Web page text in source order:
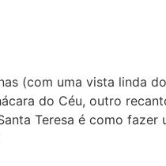
(com uma vista linda
do Céu, outro
Teresa é como